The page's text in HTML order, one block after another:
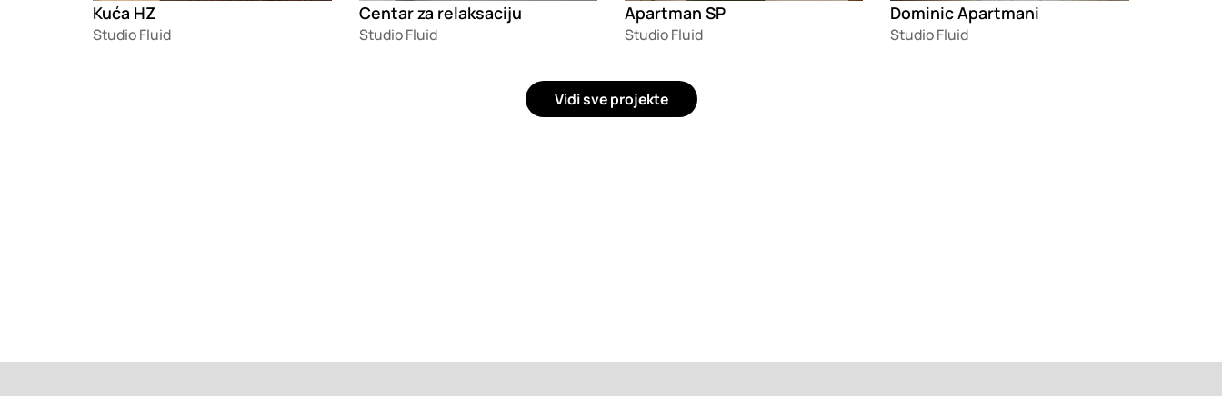
Kuća HZ
Studio Fluid
Centar za relaksaciju
Studio Fluid
Apartman SP
Studio Fluid
Dominic Apartmani
Studio Fluid
Vidi sve projekte